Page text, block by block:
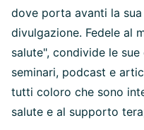
dove porta avanti la
divulgazione. Fedele al
salute", condivide le
seminari, podcast e
tutti coloro che sono
salute e al supporto